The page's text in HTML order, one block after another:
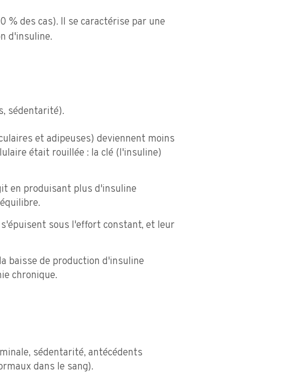
des cas). Il se caractérise par une
d'insuline.
sédentarité).
et adipeuses) deviennent moins
était rouillée : la clé (l'insuline)
en produisant plus d'insuline
sous l'effort constant, et leur
baisse de production d'insuline
chronique.
sédentarité, antécédents
dans le sang).